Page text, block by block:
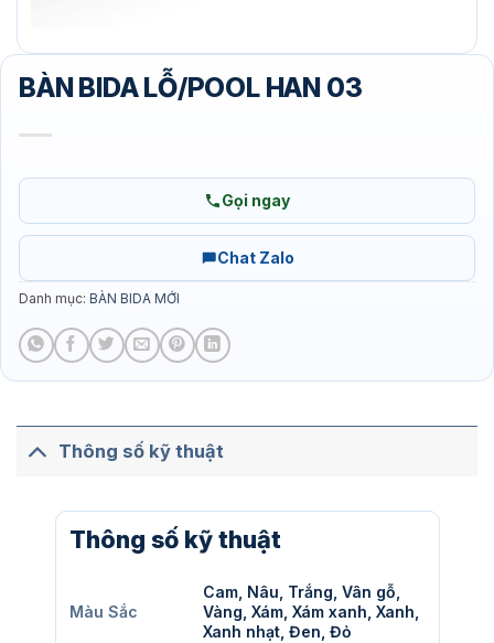
BÀN BIDA LỖ/POOL HAN 03
Gọi ngay
Chat Zalo
Danh mục: BÀN BIDA MỚI
Thông số kỹ thuật
Thông số kỹ thuật
Màu Sắc
Cam, Nâu, Trắng, Vân gỗ,
Vàng, Xám, Xám xanh, Xanh,
Xanh nhạt, Đen, Đỏ